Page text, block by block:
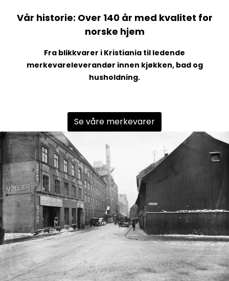
Vår historie: Over 140 år med kvalitet for
norske hjem
Fra blikkvarer i Kristiania til ledende
merkevareleverandør innen kjøkken, bad og
husholdning.
Se våre merkevarer